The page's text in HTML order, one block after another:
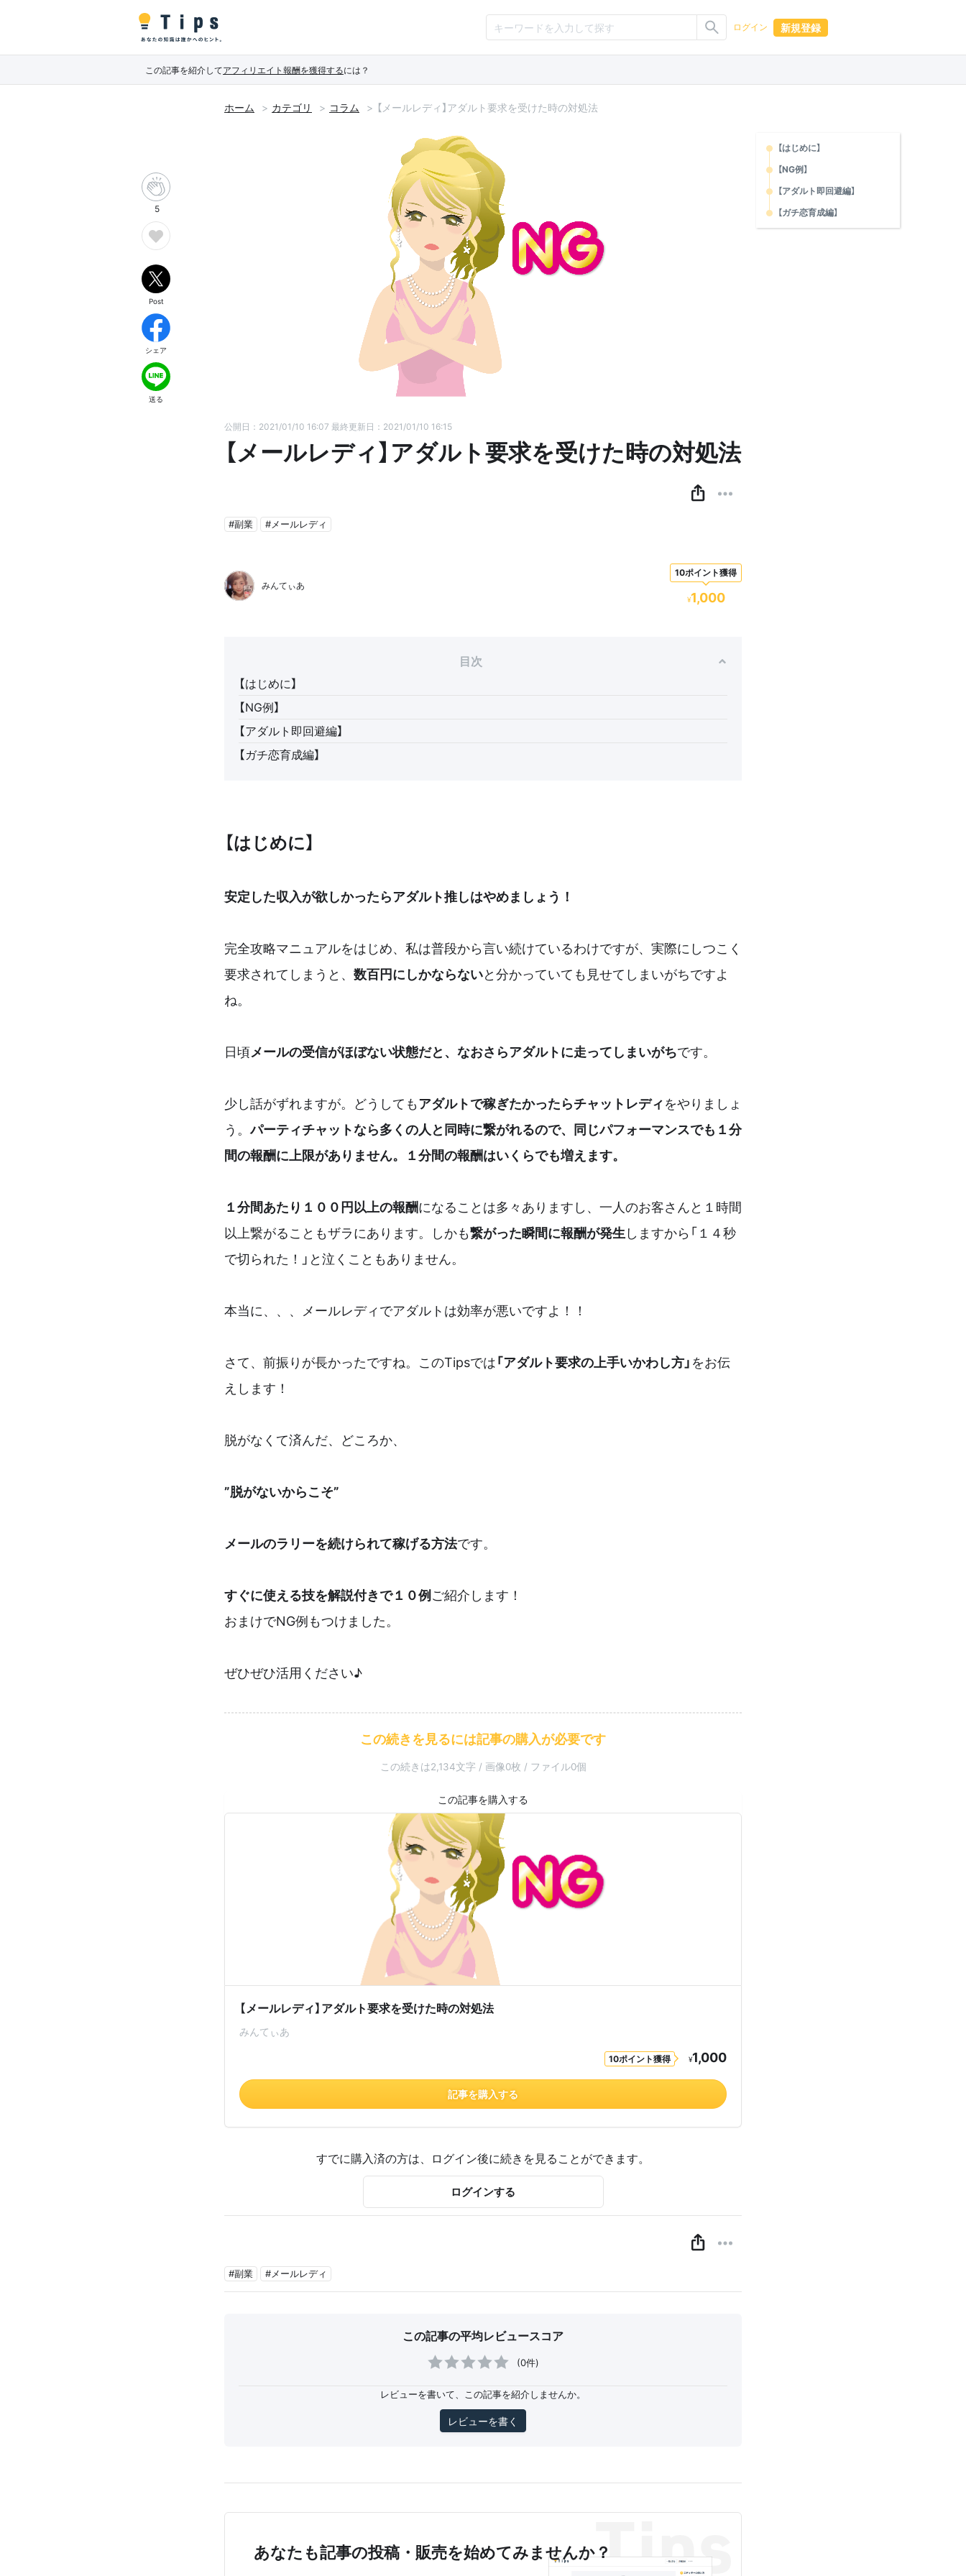
ログイン 新規登録
この記事を紹介してアフィリエイト報酬を獲得するには？
ホーム カテゴリ コラム 【メールレディ】アダルト要求を受けた時の対処法
公開日：2021/01/10 16:07 最終更新日：2021/01/10 16:15
【メールレディ】アダルト要求を受けた時の対処法
#副業 #メールレディ
10ポイント獲得
¥1,000
みんてぃあ
目次
【はじめに】
【NG例】
【アダルト即回避編】
【ガチ恋育成編】
【はじめに】
安定した収入が欲しかったらアダルト推しはやめましょう！
完全攻略マニュアルをはじめ、私は普段から言い続けているわけですが、実際にしつこく
要求されてしまうと、 数百円にしかならないと分かっていても見せてしまいがちですよ
ね。
日頃メールの受信がほぼない状態だと、なおさらアダルトに走ってしまいがちです。
少し話がずれますが。どうしてもアダルトで稼ぎたかったらチャットレディをやりましょ
う。パーティチャットなら多くの人と同時に繋がれるので、同じパフォーマンスでも１分
間の報酬に上限がありません。１分間の報酬はいくらでも増えます。
１分間あたり１００円以上の報酬になることは多々ありますし、一人のお客さんと１時間
以上繋がることもザラにあります。しかも繋がった瞬間に報酬が発生 しますから「１４秒
で切られた！」と泣くこともありません。
本当に、、、メールレディでアダルトは効率が悪いですよ！！
さて、前振りが長かったですね。このTipsでは「アダルト要求の上手いかわし方」 をお伝
えします！
脱がなくて済んだ、どころか、
”脱がないからこそ”
メールのラリーを続けられて稼げる方法です。
すぐに使える技を解説付きで１０例ご紹介します！
おまけでNG例もつけました。
ぜひぜひ活用ください♪
この続きを見るには記事の購入が必要です
この続きは2,134文字 / 画像0枚 / ファイル0個
【メールレディ】アダルト要求を受けた時の対処法
みんてぃあ
10ポイント獲得 ¥1,000
記事を購入する
すでに購入済の方は、ログイン後に続きを見ることができます。
ログインする
#副業 #メールレディ
この記事の平均レビュースコア
(0件)
レビューを書いて、この記事を紹介しませんか。
レビューを書く
あなたも記事の投稿・販売を始めてみませんか？
【はじめに】
【NG例】
【アダルト即回避編】
【ガチ恋育成編】
5
Post
シェア
送る